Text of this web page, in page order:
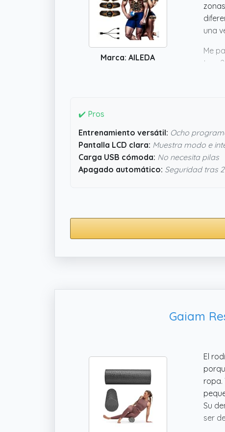
Marca: AILEDA
una
Me
tras
✔️ Pros
Entrenamiento versátil: Ocho
Pantalla LCD clara: Muestra modo e
Carga USB cómoda: No necesita pilas
Apagado automático: Seguridad tras
Gaiam
El
ropa.
Su
ser